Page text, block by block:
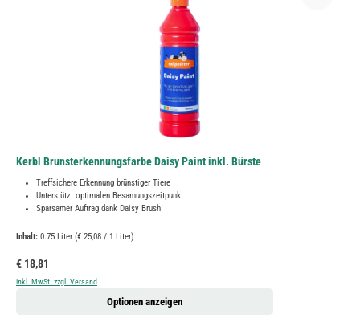
Kerbl Brunsterkennungsfarbe Daisy Paint inkl. Bürste
Treffsichere Erkennung brünstiger Tiere
Unterstützt optimalen Besamungszeitpunkt
Sparsamer Auftrag dank Daisy Brush
Inhalt: 0.75 Liter (€ 25,08 / 1 Liter)
Regulärer Preis:
€ 18,81
inkl. MwSt. zzgl. Versand
Optionen anzeigen